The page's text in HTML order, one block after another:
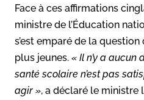
Face à ces affirmations
ministre de l’Éducation
s’est emparé de la
plus jeunes. « Il n’y a aucun
santé scolaire n’est pas
agir », a déclaré le ministre